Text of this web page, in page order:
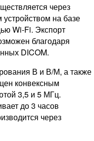
через
на базе
Wi-Fi. Экспорт
благодаря
DICOM.
В и В/М, а также
конвексным
3,5 и 5 МГц.
до 3 часов
через